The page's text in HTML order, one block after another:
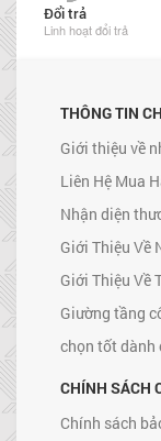
Đổi trả
Linh hoạt đổi trả
THÔNG TIN
Giới thiệu về
Liên Hệ Mua
Nhận diện
Giới Thiệu Về
Giới Thiệu Về
Giường tầng
chọn tốt dành
CHÍNH SÁCH
Chính sách